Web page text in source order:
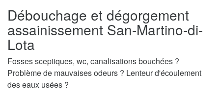
Débouchage et dégorgement
assainissement San-Martino-di-
Lota
Fosses sceptiques, wc, canalisations bouchées ?
Problème de mauvaises odeurs ? Lenteur d'écoulement
des eaux usées ?